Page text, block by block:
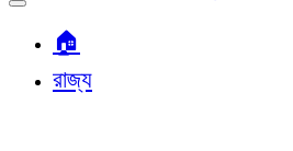
🏠︎
রাজ্য